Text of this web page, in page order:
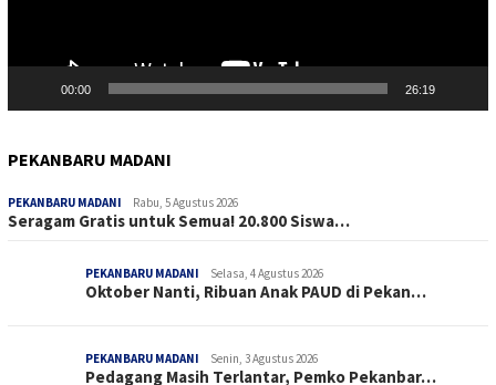
00:00 26:19
PEKANBARU MADANI
PEKANBARU MADANI Rabu, 5 Agustus 2026
Seragam Gratis untuk Semua! 20.800 Siswa…
PEKANBARU MADANI Selasa, 4 Agustus 2026
Oktober Nanti, Ribuan Anak PAUD di Pekan…
PEKANBARU MADANI Senin, 3 Agustus 2026
Pedagang Masih Terlantar, Pemko Pekanbar…